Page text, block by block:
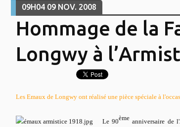
09H04 09 NOV. 2008
Hommage de la
Longwy à
Les Emaux de Longwy ont réalisé une pièce spéciale à
Le 90ème anniversaire de